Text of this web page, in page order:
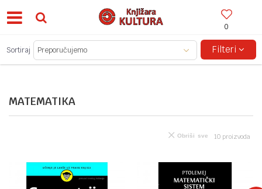
0
BESPLATNA ISPORUKA ZA IZNOSE PREKO 150KM!
MATEMATIKA
Sortiraj Filteri
10 proizvoda
Obriši sve